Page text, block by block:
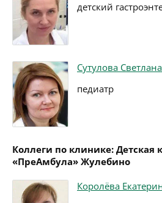
детский
Сутулова
педиатр
Коллеги по клинике: Детская
«ПреАмбула» Жулебино
Королёва